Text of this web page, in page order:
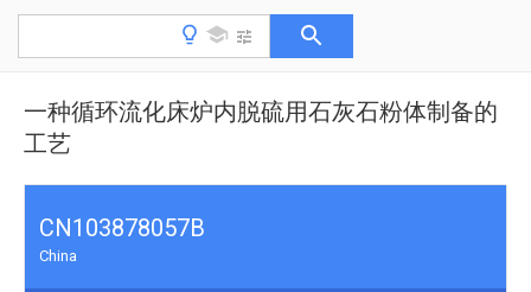
一种循环流化床炉内脱硫用石灰石粉体制备的
工艺
CN103878057B
China